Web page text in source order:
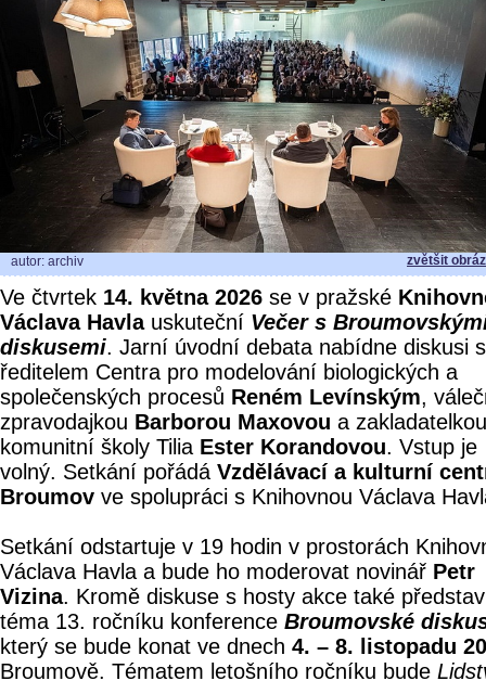
autor: archiv zvětšit
Ve čtvrtek 14. května 2026 se v pražské
Václava Havlauskuteční Večer s
diskusemi. Jarní úvodní debata nabídne diskusi s
ředitelem Centra pro modelování biologických a
společenských procesů Reném Levínským,
zpravodajkou Barborou Maxovou a zakladatelkou
komunitní školy Tilia Ester Korandovou. Vstup je
volný. Setkání pořádá Vzdělávací a kulturní
Broumov ve spolupráci s Knihovnou Václava
Setkání odstartuje v 19 hodin v prostorách
Václava Havla a bude ho moderovat novinář Petr
Vizina. Kromě diskuse s hosty akce také
téma 13. ročníku konference Broumovské
který se bude konat ve dnech 4. – 8. listopadu
Broumově. Tématem letošního ročníku bude